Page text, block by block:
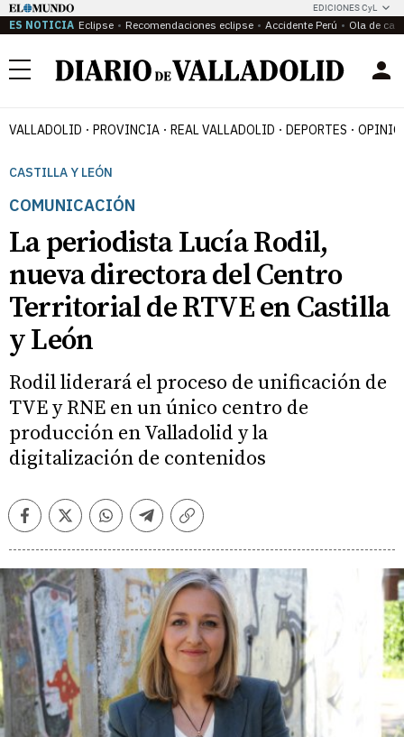
EDICIONES CyL
ES NOTICIA Eclipse Recomendaciones eclipse Accidente Perú Ola de
Menú
VALLADOLID PROVINCIA REAL VALLADOLID DEPORTES
CASTILLA Y LEÓN
COMUNICACIÓN
La periodista Lucía Rodil,
nueva directora del Centro
Territorial de RTVE en Castilla
y León
Rodil liderará el proceso de unificación de
TVE y RNE en un único centro de
producción en Valladolid y la
digitalización de contenidos
FacebookTwitterWhatsappTelegramCopiar